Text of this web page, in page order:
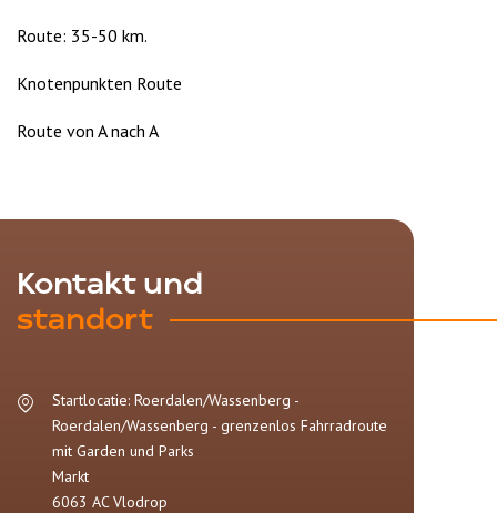
Route: 35-50 km.
Knotenpunkten Route
Route von A nach A
Kontakt und
standort
Startlocatie: Roerdalen/Wassenberg -
Roerdalen/Wassenberg - grenzenlos Fahrradroute
mit Garden und Parks
Markt
6063 AC Vlodrop